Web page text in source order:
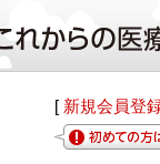
[ 新規会員登